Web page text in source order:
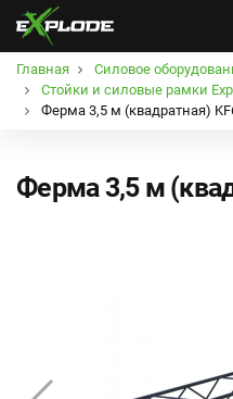
Главная
Силовое
Стойки и силовые рамки
Ферма 3,5 м (квадратная)
Ферма 3,5 м